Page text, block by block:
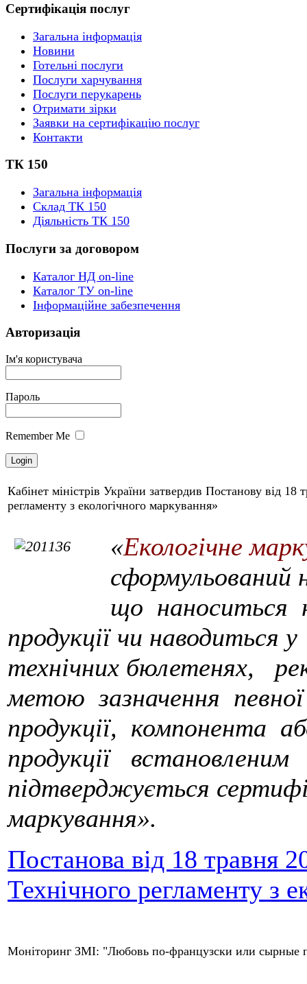
Сертифікація послуг
Загальна інформація
Новини
Готельні послуги
Послуги харчування
Послуги перукарень
Отримати зірки
Заявки на сертифікацію послуг
Контакти
ТК 150
Загальна інформація
Склад ТК 150
Діяльність ТК 150
Послуги за договором
Каталог НД on-line
Каталог ТУ on-line
Інформаційне забезпечення
Авторизація
Ім'я користувача
Пароль
Remember Me
Кабінет міністрів України затвердив Постанову від
регламенту з екологічного маркування»
«Екологічне
що наноситься
продукції чи
технічних бюлетенях,
метою зазначення певної
продукції, компонента
продукції
підтверджується
маркування».
Постанова від 18 травня
Технічного регламенту з
Моніторинг ЗМІ: "Любовь по-французски или сырные